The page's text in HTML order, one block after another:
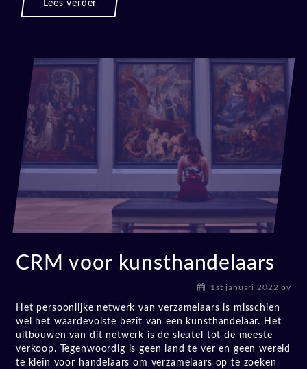
Lees verder
CRM voor kunsthandelaars
1st januari 2022 by
Het persoonlijke netwerk van verzamelaars is misschien
wel het waardevolste bezit van een kunsthandelaar. Het
uitbouwen van dit netwerk is de sleutel tot de meeste
verkoop. Tegenwoordig is geen land te ver en geen wereld
te klein voor handelaars om verzamelaars op te zoeken